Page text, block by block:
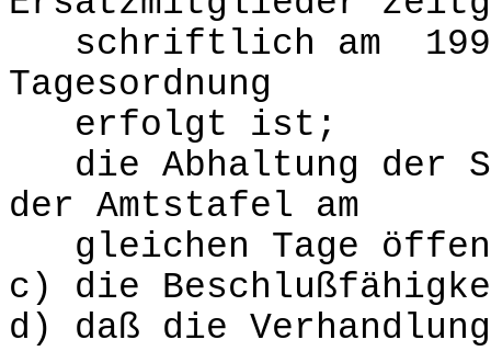
schriftlich am
Tagesordnung
erfolgt ist;
die Abhaltung der
der Amtstafel am
gleichen Tage
c) die
d) daß die